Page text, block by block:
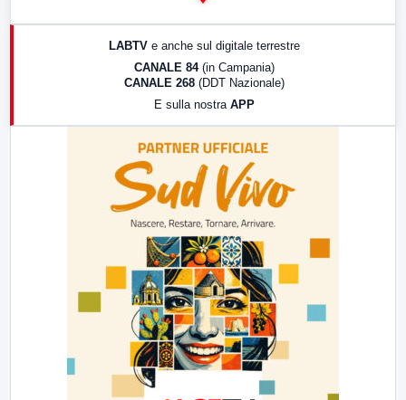
LABTV e anche sul digitale terrestre
CANALE 84 (in Campania)
CANALE 268 (DDT Nazionale)
E sulla nostra APP